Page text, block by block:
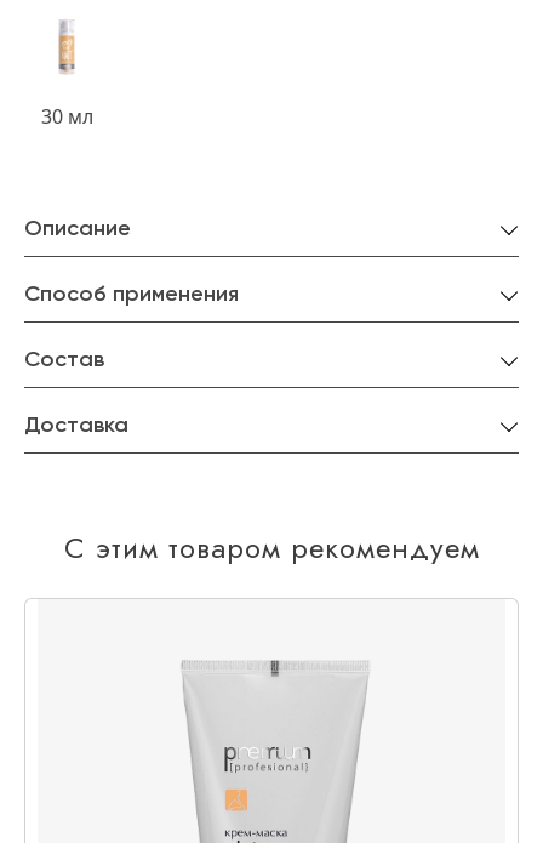
30 мл
Описание
Способ применения
Состав
Доставка
С этим товаром рекомендуем